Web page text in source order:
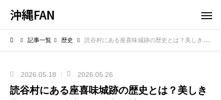
沖縄FAN
記事一覧 歴史 読谷村にある座喜味城跡の歴史とは？美しき曲線を描く城壁と築城家の謎
2026.05.18 2026.05.26
読谷村にある座喜味城跡の歴史とは？美しき